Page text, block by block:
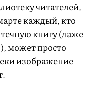
читателей,
каждый, кто
книгу (даже
может просто
изображение